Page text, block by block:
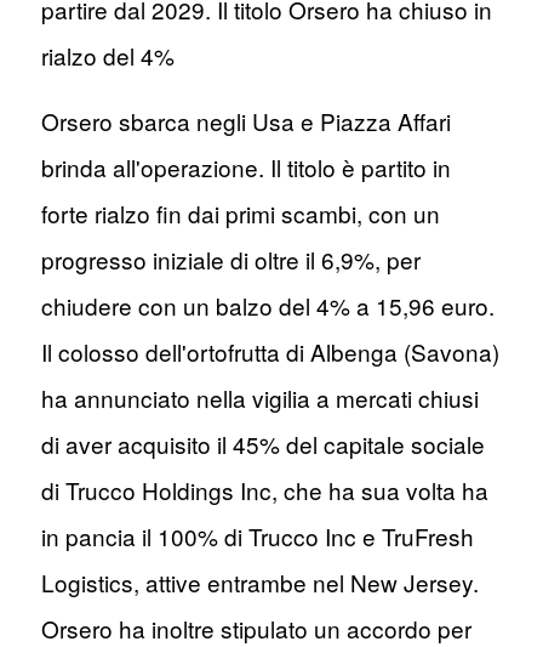
partire dal 2029. Il titolo Orsero ha chiuso in
rialzo del 4%
Orsero sbarca negli Usa e Piazza Affari
brinda all'operazione. Il titolo è partito in
forte rialzo fin dai primi scambi, con un
progresso iniziale di oltre il 6,9%, per
chiudere con un balzo del 4% a 15,96 euro.
Il colosso dell'ortofrutta di Albenga (Savona)
ha annunciato nella vigilia a mercati chiusi
di aver acquisito il 45% del capitale sociale
di Trucco Holdings Inc, che ha sua volta ha
in pancia il 100% di Trucco Inc e TruFresh
Logistics, attive entrambe nel New Jersey.
Orsero ha inoltre stipulato un accordo per